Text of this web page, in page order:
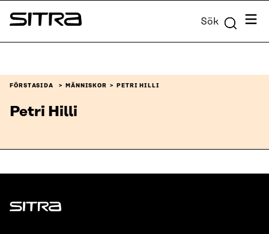
Skip to
content
Sitra Sök Meny
FÖRSTASIDA MÄNNISKOR PETRI HILLI
Petri Hilli
Sitra